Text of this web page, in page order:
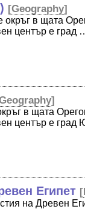
[Geography]
окръг в щата
център е град
]
в щата
център е град
Египет [
на Древен